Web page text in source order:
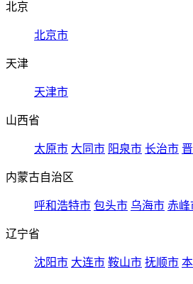
北京
北京市
天津
天津市
山西省
太原市 大同市 阳泉市 长治市
内蒙古自治区
呼和浩特市 包头市 乌海市 赤峰
辽宁省
沈阳市 大连市 鞍山市 抚顺市